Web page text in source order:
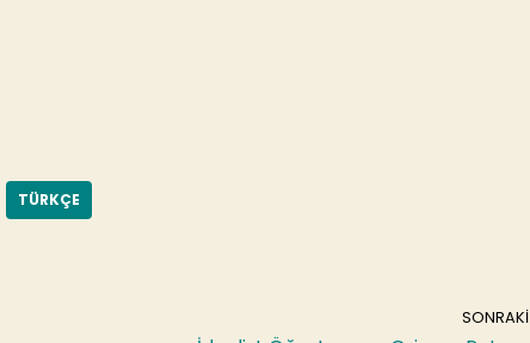
TÜRKÇE
SONRAKI